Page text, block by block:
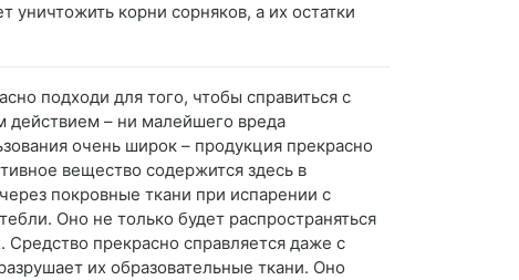
уничтожить корни сорняков, а их остатки
подходи для того, чтобы справиться с
действием – ни малейшего вреда
очень широк – продукция прекрасно
вещество содержится здесь в
покровные ткани при испарении с
Оно не только будет распространяться
Средство прекрасно справляется даже с
их образовательные ткани. Оно